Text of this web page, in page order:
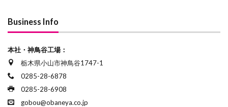
Business Info
本社・神鳥谷工場：
栃木県小山市神鳥谷1747-1
0285-28-6878
0285-28-6908
gobou@obaneya.co.jp